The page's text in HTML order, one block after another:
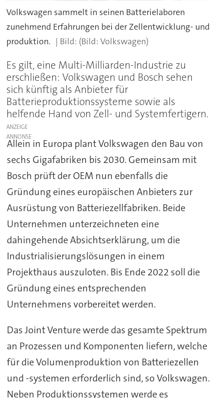
Volkswagen sammelt in seinen Batterielaboren
zunehmend Erfahrungen bei der Zellentwicklung- und
produktion.
(Bild: Volkswagen)
Es gilt, eine Multi-Milliarden-Industrie zu
erschließen: Volkswagen und Bosch sehen
sich künftig als Anbieter für
Batterieproduktionssysteme sowie als
helfende Hand von Zell- und Systemfertigern.
ANZEIGE
Allein in Europa plant Volkswagen den Bau von
sechs Gigafabriken bis 2030. Gemeinsam mit
Bosch prüft der OEM nun ebenfalls die
Gründung eines europäischen Anbieters zur
Ausrüstung von Batteriezellfabriken. Beide
Unternehmen unterzeichneten eine
dahingehende Absichtserklärung, um die
Industrialisierungslösungen in einem
Projekthaus auszuloten. Bis Ende 2022 soll die
Gründung eines entsprechenden
Unternehmens vorbereitet werden.
Das Joint Venture werde das gesamte Spektrum
an Prozessen und Komponenten liefern, welche
für die Volumenproduktion von Batteriezellen
und -systemen erforderlich sind, so Volkswagen.
Neben Produktionssystemen werde es